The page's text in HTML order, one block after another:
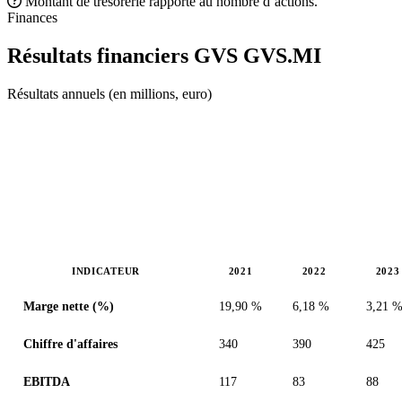
Finances
Résultats financiers GVS GVS.MI
Résultats annuels (en millions, euro)
INDICATEUR 2021 2022 2023
Marge nette (%) 19,90 % 6,18 % 3,21 %
Chiffre d'affaires 340 390 425
EBITDA 117 83 88